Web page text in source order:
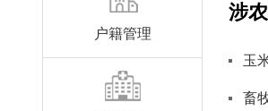
户籍管理
涉
玉
畜